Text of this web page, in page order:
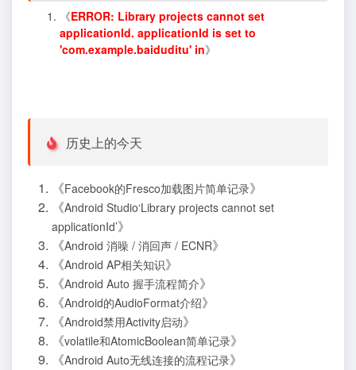
《ERROR: Library projects cannot set
applicationId. applicationId is set to
'com.example.baiduditu' in》
历史上的今天
《Facebook的Fresco加载图片简单记录》
《Android Studio‘Library projects cannot set
applicationId’》
《Android 消噪 / 消回声 / ECNR》
《Android AP相关知识》
《Android Auto 握手流程简介》
《Android的AudioFormat介绍》
《Android禁用Activity启动》
《volatile和AtomicBoolean简单记录》
《Android Auto无线连接的流程记录》